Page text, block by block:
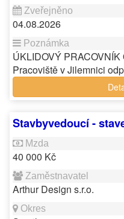
04.08.2026
ÚKLIDOVÝ
Pracoviště v Jilemnici
Stavbyvedoucí -
40 000 Kč
Arthur Design s.r.o.